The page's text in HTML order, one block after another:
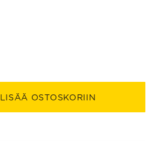
LISÄÄ OSTOSKORIIN